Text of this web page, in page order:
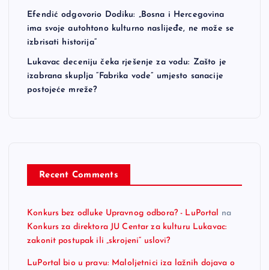
Efendić odgovorio Dodiku: „Bosna i Hercegovina
ima svoje autohtono kulturno naslijeđe, ne može se
izbrisati historija“
Lukavac deceniju čeka rješenje za vodu: Zašto je
izabrana skuplja “Fabrika vode” umjesto sanacije
postojeće mreže?
Recent Comments
Konkurs bez odluke Upravnog odbora? - LuPortal na
Konkurs za direktora JU Centar za kulturu Lukavac:
zakonit postupak ili „skrojeni“ uslovi?
LuPortal bio u pravu: Maloljetnici iza lažnih dojava o